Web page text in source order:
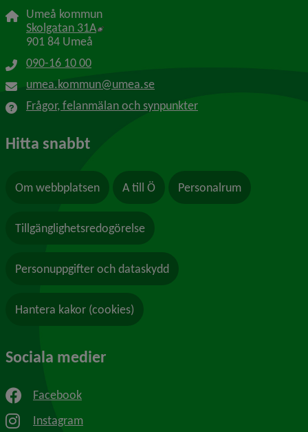
Umeå kommun
Skolgatan 31A Länk till annan webbplats, öppnas i nytt
901 84 Umeå
090-16 10 00
umea.kommun@umea.se
Frågor, felanmälan och synpunkter
Hitta snabbt
Om webbplatsen A till Ö Personalrum
Tillgänglighetsredogörelse
Personuppgifter och dataskydd
Hantera kakor (cookies)
Sociala medier
Facebook
Instagram